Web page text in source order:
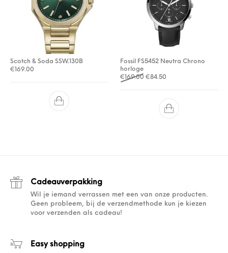
Scotch & Soda SSW.130B
€ 169.00
Fossil FS5452 Neutra Chrono
horloge
€ 169.00 Oorspronkelijke prijs was:
€84.50
Cadeauverpakking
Wil je iemand verrassen met een van onze producten.
Geen probleem, bij de verzendmethode kun je kiezen
voor verzenden als cadeau!
Easy shopping